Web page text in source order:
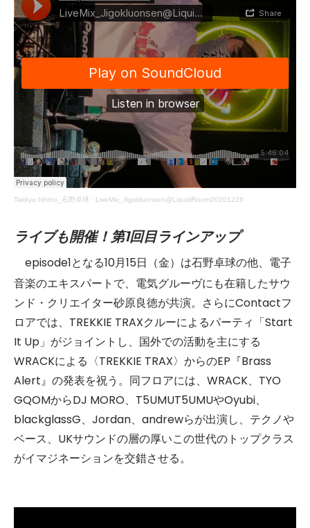
Takkyu Ishino_石野卓球 · LiveMix_Jigokluonsen@LiquidRoom20201226
ライブも開催！第1回目ラインアップ
episode1となる10月15日（金）は石野卓球の他、電子
音楽のエキスパートで、電気グルーヴにも在籍したサウ
ンド・クリエイター砂原良徳が共演。さらにContactフ
ロアでは、TREKKIE TRAXクルーによるパーティ「Start
It Up」がジョイントし、国外での活動を主にする
WRACKによる〈TREKKIE TRAX〉からのEP『Brass
Alert』の発表を祝う。同フロアには、WRACK、TYO
GQOMからDJ MORO、T5UMUT5UMUやOyubi、
blackglassG、Jordan、andrewらが出演し、テクノや
ベース、UKサウンドの層の厚いこの世代のトップクラス
がイマジネーションを交錯させる。